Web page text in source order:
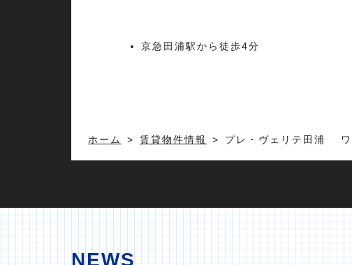
京急田浦駅から徒歩4分
ホーム 賃貸物件情報 プレ・ヴェリテ田浦 ワ
NEWS